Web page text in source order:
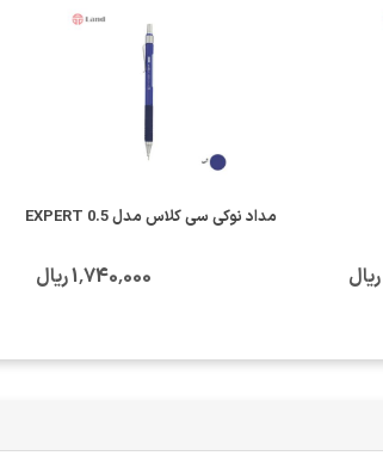
مداد نوکی سی کلاس مدل EXPERT 0.5
1٬740٬000 ریال